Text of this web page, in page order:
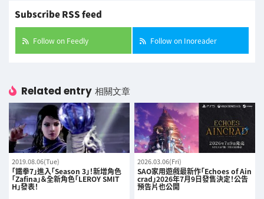
Subscribe RSS feed
Follow on Feedly Follow on Inoreader
Related entry 相關文章
2019.08.06(Tue)
「鐵拳7」進入「Season 3」！新增角色
「Zafina」＆全新角色「LEROY SMIT
H」發表！
2026.03.06(Fri)
SAO家用遊戲最新作「Echoes of Ain
crad」2026年7月9日發售決定！公告
預告片也公開